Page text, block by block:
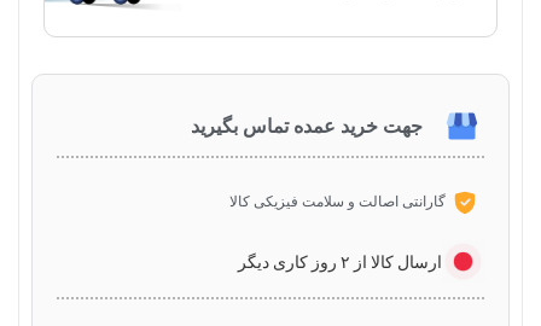
جهت خرید عمده تماس بگیرید
گارانتی اصالت و سلامت فیزیکی کالا
ارسال کالا از ۲ روز کاری دیگر